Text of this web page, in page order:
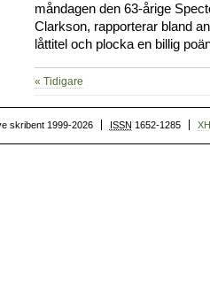
måndagen den 63-årige
Clarkson, rapporterar bland
låttitel och plocka en billig
« Tidigare
skribent 1999-2026 ISSN 1652-1285